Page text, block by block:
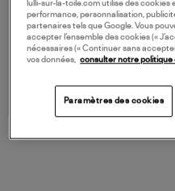
lulli-sur-la-toile.com utilise des cookies
performance, personnalisation,
partenaires tels que Google. Vous
accepter l’ensemble des cookies («
nécessaires (« Continuer sans
vos données,
consulter notre politique
Paramètres des cookies